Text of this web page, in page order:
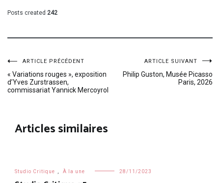
Posts created 242
Navigation
de
l’article
ARTICLE PRÉCÉDENT
« Variations rouges », exposition
d’Yves Zurstrassen,
commissariat Yannick Mercoyrol
ARTICLE SUIVANT
Philip Guston, Musée Picasso
Paris, 2026
Articles similaires
Studio Critique À la une 28/11/2023